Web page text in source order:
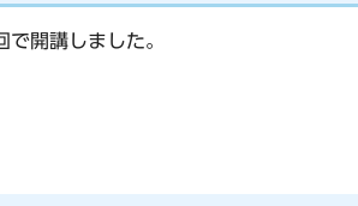
開講しました。